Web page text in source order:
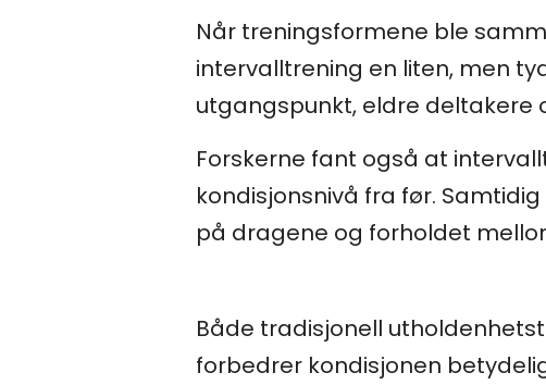
Når treningsformene ble
intervalltrening en liten, men
utgangspunkt, eldre deltakere
Forskerne fant også at
kondisjonsnivå fra før.
på dragene og forholdet
Både tradisjonell
forbedrer kondisjonen